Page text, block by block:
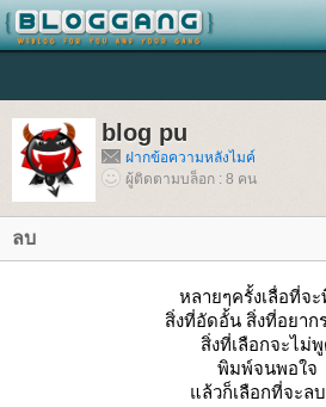
blog pu
ฝากข้อความหลังไมค์
ผู้ติดตามบล็อก : 8 คน
ลบ
หลายๆครั้งเลื่อที่จ
สิ่งที่อัดอั้น สิ่งที่อยา
สิ่งที่เลือกจะไม่
พิมพ์จนพอใจ
ล้วก็เลือกที่จะล